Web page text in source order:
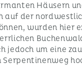
Häusern
auf der
wurden hier
jedoch um eine